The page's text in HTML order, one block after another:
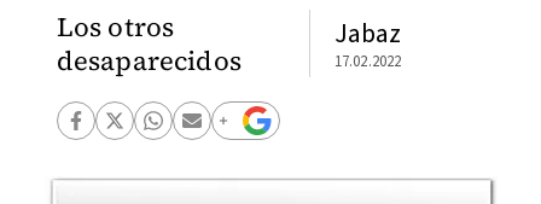
Los otros
desaparecidos
Jabaz
17.02.2022